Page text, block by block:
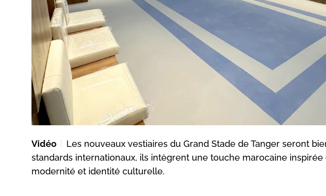
Vidéo
Les nouveaux vestiaires du Grand Stade de Tanger seront
standards internationaux, ils intègrent une touche marocaine
modernité et identité culturelle.